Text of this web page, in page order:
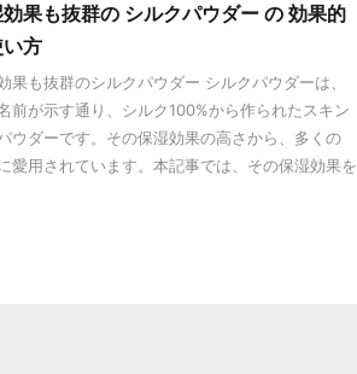
果も抜群の シルクパウダー の 効果的
方
果も抜群のシルクパウダー シルクパウダーは、
前が示す通り、シルク100%から作られたスキン
ウダーです。その保湿効果の高さから、多くの
愛用されています。本記事では、その保湿効果を